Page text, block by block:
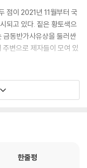
점이 2021년 11월부터 국
되고 있다. 짙은 황토색으
금동반가사유상을 둘러싼
변으로 제자들이 모여 있
탄하며 한동안 두 반가사유
맘에 잘 다가왔다. 루브르
한줄평